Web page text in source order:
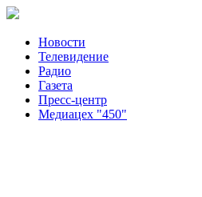
Новости
Телевидение
Радио
Газета
Пресс-центр
Медиацех "450"